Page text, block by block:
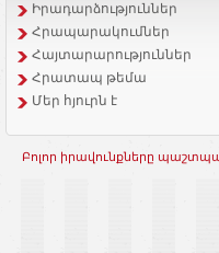
Իրադարձություններ
Հրապարակումներ
Հայտարարություններ
Հրատապ թեմա
Մեր հյուրն է
Բոլոր իրավունքները